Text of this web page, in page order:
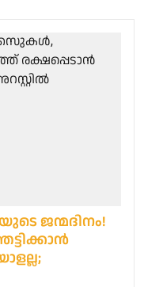
ജന്മദിനം!